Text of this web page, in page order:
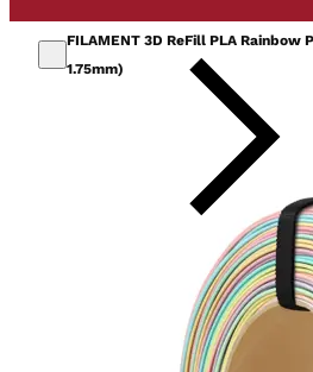
FILAMENT 3D ReFill PLA Rainbow
1.75mm)